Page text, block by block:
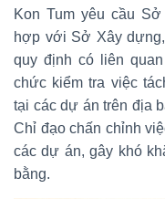
Kon Tum yêu cầu
hợp với Sở Xây
quy định có liên
chức kiểm tra việc
tại các dự án trên địa
Chỉ đạo chấn chỉnh
các dự án, gây khó
bằng.